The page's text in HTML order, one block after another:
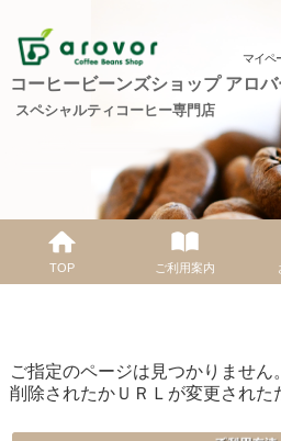
コーヒービーンズショップ アロバ
スペシャルティコーヒー専門店
マイペ
TOP ご利用案内
ご指定のページは見つかりません。
削除されたかＵＲＬが変更された